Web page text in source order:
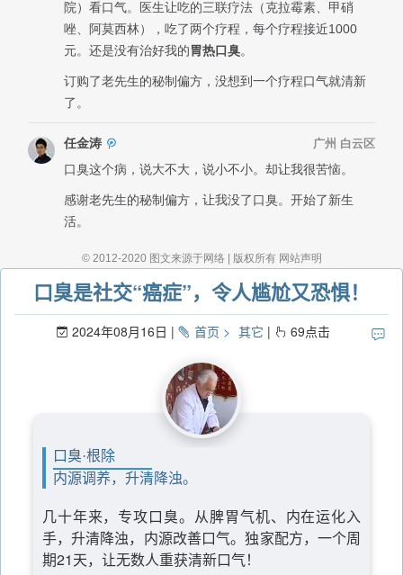
口臭是社交“癌症”，令人尴尬又恐惧！
2024年08月16日 首页 其它 69点击
口臭·根除
内源调养，升清降浊。
几十年来，专攻口臭。从脾胃气机、内在运化入
手，升清降浊，内源改善口气。独家配方，一个周
期21天，让无数人重获清新口气！